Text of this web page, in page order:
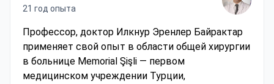
21 год опыта
Профессор, доктор Илкнур Эренлер Байрактар
применяет свой опыт в области общей хирургии
в больнице Memorial Şişli — первом
медицинском учреждении Турции,